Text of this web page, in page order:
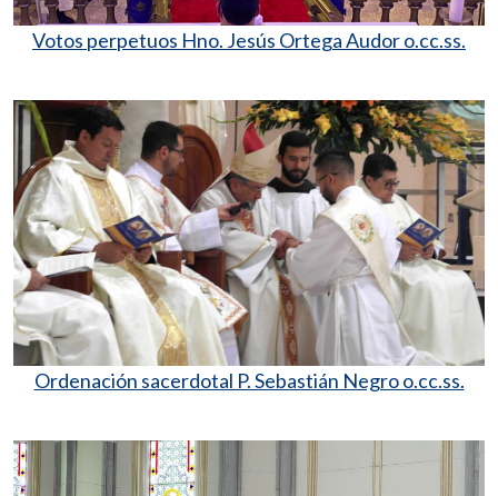
Votos perpetuos Hno. Jesús Ortega Audor o.cc.ss.
Ordenación sacerdotal P. Sebastián Negro o.cc.ss.